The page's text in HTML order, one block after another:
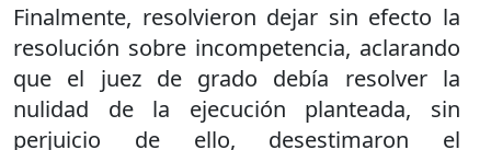
Finalmente, resolvieron dejar sin efecto la
resolución sobre incompetencia, aclarando
que el juez de grado debía resolver la
nulidad de la ejecución planteada, sin
perjuicio de ello, desestimaron el